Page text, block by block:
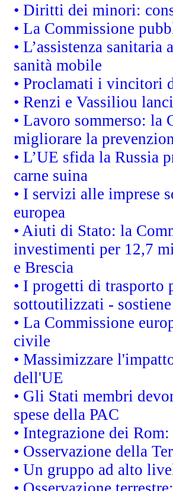
• Diritti dei minori:
• La Commissione
• L’assistenza
sanità mobile
• Proclamati i vincitori
• Renzi e Vassiliou
• Lavoro sommerso: la
migliorare la
• L’UE sfida la Russia
carne suina
• I servizi alle imprese
europea
• Aiuti di Stato: la
investimenti per 12,7
e Brescia
• I progetti di trasporto
sottoutilizzati -
• La Commissione
civile
• Massimizzare
dell'UE
• Gli Stati membri
spese della PAC
• Integrazione dei
• Osservazione della
• Un gruppo ad alto